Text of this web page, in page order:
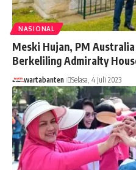
NASIONAL
Meski Hujan, PM
Berkeliling Admiralty
wartabanten Selasa, 4 Juli 2023